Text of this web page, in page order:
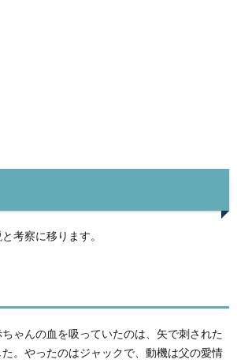
考察に移ります。
ゃんの血を吸っていたのは、矢で刺された
た。やったのはジャックで、動機は父の愛情